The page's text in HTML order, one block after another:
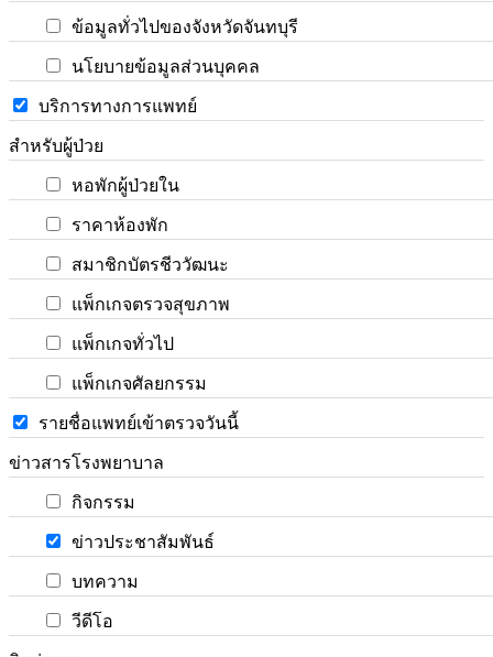
ข้อมูลทั่วไปของจังหวัดจันทบุรี
นโยบายข้อมูลส่วนบุคคล
บริการทางการแพทย์
สำหรับผู้ป่วย
หอพักผู้ป่วยใน
ราคาห้องพัก
สมาชิกบัตรชีววัฒนะ
แพ็กเกจตรวจสุขภาพ
แพ็กเกจทั่วไป
แพ็กเกจศัลยกรรม
รายชื่อแพทย์เข้าตรวจวันนี้
ข่าวสารโรงพยาบาล
กิจกรรม
ข่าวประชาสัมพันธ์
บทความ
วีดีโอ